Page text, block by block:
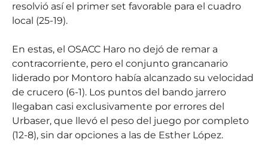
resolvió así el primer set favorable para el cuadro
local (25-19).
En estas, el OSACC Haro no dejó de remar a
contracorriente, pero el conjunto grancanario
liderado por Montoro había alcanzado su velocidad
de crucero (6-1). Los puntos del bando jarrero
llegaban casi exclusivamente por errores del
Urbaser, que llevó el peso del juego por completo
(12-8), sin dar opciones a las de Esther López.